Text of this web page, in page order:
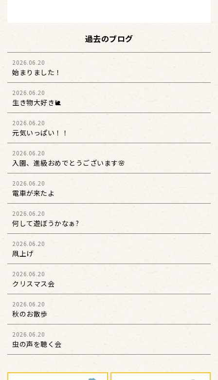
過去のブログ
2026.06.20
始まりました！
2026.06.20
生き物大好き🐌
2026.06.20
元気いっぱい！！
2026.06.20
入園、進級おめでとうございます🌸
2026.06.20
電車が来たよ
2026.06.20
何して遊ぼうかなぁ?
2026.06.20
凧上げ
2026.06.20
クリスマス会
2026.06.20
秋のお散歩
2026.06.20
虫の声を聴く会